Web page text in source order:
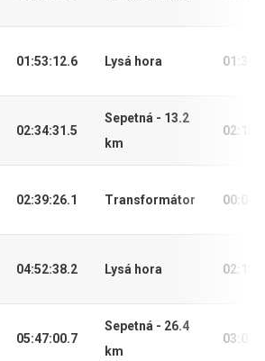
01:53:12.6 Lysá hora
02:34:31.5
Sepetná - 13.2
km
02:39:26.1 Transformátor
04:52:38.2 Lysá hora
05:47:00.7
Sepetná - 26.4
km